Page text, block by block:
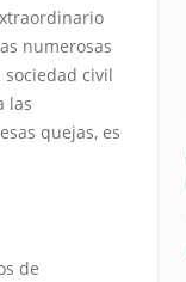
numerosas
sociedad civil
las
quejas, es
de